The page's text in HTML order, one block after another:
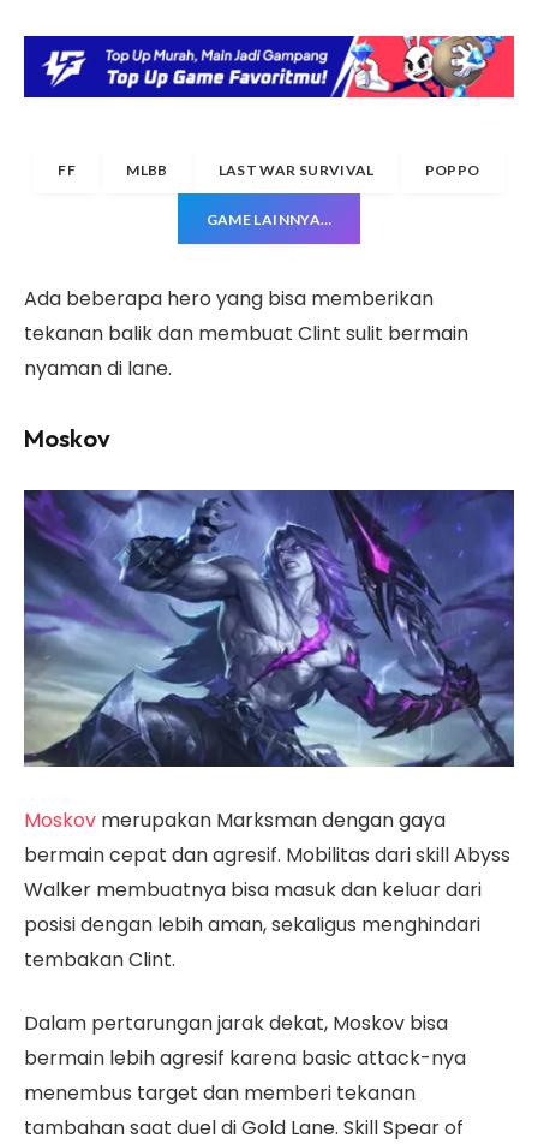
FF MLBB LAST WAR SURVIVAL POPPO
GAME LAINNYA…
Ada beberapa hero yang bisa memberikan
tekanan balik dan membuat Clint sulit bermain
nyaman di lane.
Moskov
Moskov merupakan Marksman dengan gaya
bermain cepat dan agresif. Mobilitas dari skill Abyss
Walker membuatnya bisa masuk dan keluar dari
posisi dengan lebih aman, sekaligus menghindari
tembakan Clint.
Dalam pertarungan jarak dekat, Moskov bisa
bermain lebih agresif karena basic attack-nya
menembus target dan memberi tekanan
tambahan saat duel di Gold Lane. Skill Spear of